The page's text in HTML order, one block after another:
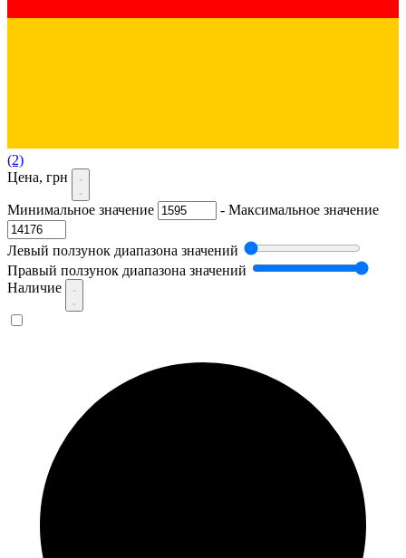
(2)
Цена, грн
Минимальное значение - Максимальное значение
Левый ползунок диапазона значений
Правый ползунок диапазона значений
Наличие